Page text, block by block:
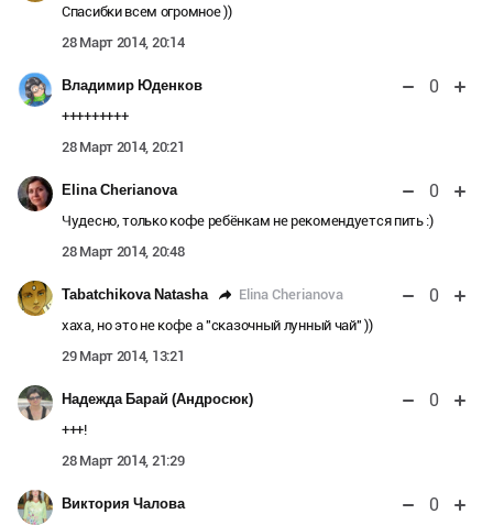
Спасибки всем огромное ))
28 Март 2014, 20:14
Владимир Юденков 0
+++++++++
28 Март 2014, 20:21
Elina Cherianova 0
Чудесно, только кофе ребёнкам не рекомендуется пить :)
28 Март 2014, 20:48
Tabatchikova Natasha Elina Cherianova 0
хаха, но это не кофе а "сказочный лунный чай" ))
29 Март 2014, 13:21
Надежда Барай (Андросюк) 0
+++!
28 Март 2014, 21:29
Виктория Чалова 0